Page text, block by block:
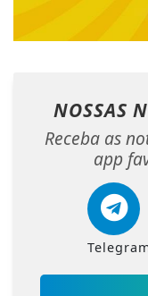
NOSSAS
Receba as
app